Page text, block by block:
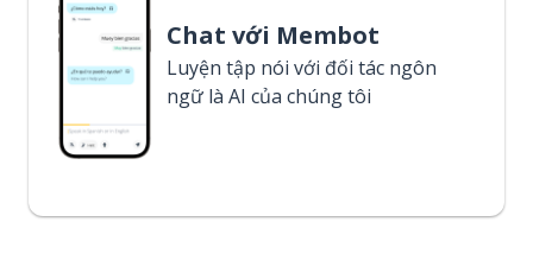
Chat với Membot
Luyện tập nói với đối tác ngôn
ngữ là AI của chúng tôi